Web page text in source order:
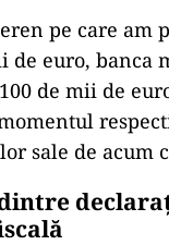
pe care am
de euro, banca
de mii de
sale de acum